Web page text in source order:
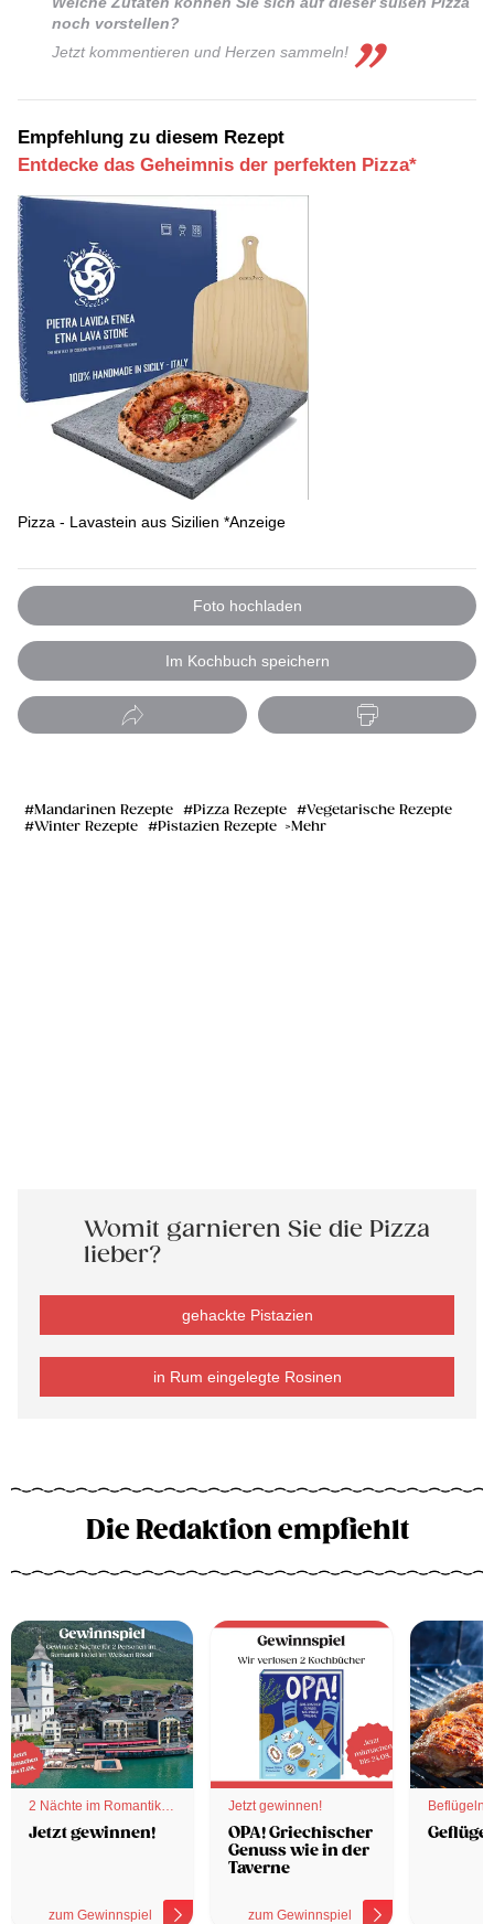
noch vorstellen?
Jetzt kommentieren und Herzen sammel n!
Empfehlung zu diesem Rezept
Entdecke das Geheimnis der perfekten Pizza*
Pizza - Lavastein aus Sizilien *Anzeige
Foto hochladen
Im Kochbuch speichern
Mandarinen Rezepte Pizza Rezepte
Vegetarische Rezepte
Winter Rezepte
Pistazien Rezepte Mehr
Womit garnieren Sie die Pizza
lieber?
gehackte Pistazien
in Rum eingelegte Rosinen
Die Redaktion empfiehlt
2 Nächte im Romantik
Hotel
Jetzt gewinnen!
zum Gewinnspiel
Jetzt gewinnen!
OPA! Griechischer
Genuss wie in der
Taverne
zum Gewinnspiel